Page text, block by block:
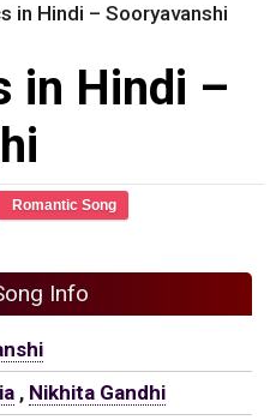
in Hindi – Sooryavanshi
in Hindi –
Romantic Song
Info
, Nikhita Gandhi